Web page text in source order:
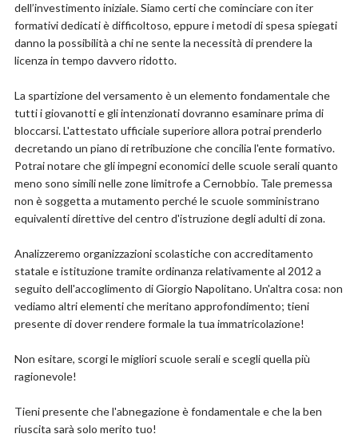
dell’investimento iniziale. Siamo certi che cominciare con iter
formativi dedicati è difficoltoso, eppure i metodi di spesa spiegati
danno la possibilità a chi ne sente la necessità di prendere la
licenza in tempo davvero ridotto.
La spartizione del versamento è un elemento fondamentale che
tutti i giovanotti e gli intenzionati dovranno esaminare prima di
bloccarsi. L'attestato ufficiale superiore allora potrai prenderlo
decretando un piano di retribuzione che concilia l'ente formativo.
Potrai notare che gli impegni economici delle scuole serali quanto
meno sono simili nelle zone limitrofe a Cernobbio. Tale premessa
non è soggetta a mutamento perché le scuole somministrano
equivalenti direttive del centro d'istruzione degli adulti di zona.
Analizzeremo organizzazioni scolastiche con accreditamento
statale e istituzione tramite ordinanza relativamente al 2012 a
seguito dell'accoglimento di Giorgio Napolitano. Un'altra cosa: non
vediamo altri elementi che meritano approfondimento; tieni
presente di dover rendere formale la tua immatricolazione!
Non esitare, scorgi le migliori scuole serali e scegli quella più
ragionevole!
Tieni presente che l'abnegazione è fondamentale e che la ben
riuscita sarà solo merito tuo!